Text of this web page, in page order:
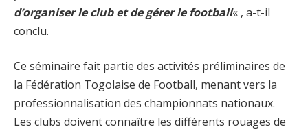
d’organiser le club et de gérer le football« , a-t-il
conclu.
Ce séminaire fait partie des activités préliminaires de
la Fédération Togolaise de Football, menant vers la
professionnalisation des championnats nationaux.
Les clubs doivent connaître les différents rouages de